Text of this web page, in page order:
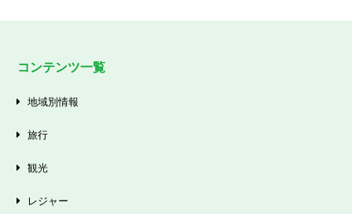
コンテンツ一覧
地域別情報
旅行
観光
レジャー